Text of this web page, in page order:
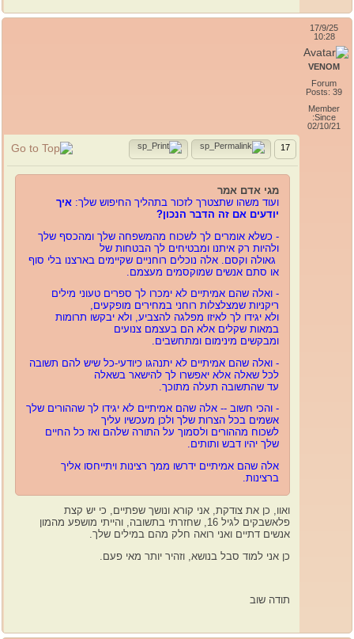
17/9/25
10:28
VENOM
Forum
Posts: 39
Member
Since:
02/10/21
17
מגי אדם אמר
ועוד משהו שתצטרך לזכור בתהליך החיפוש שלך: איך
יודעים אם זה הדבר הנכון?
- כשלא אומרים לך לשכוח מהמשפחה שלך ומהכסף שלך
ולהיות רק איתנו ומבטיחים לך הבטחות של
גאולה וקסם. אלה נוכלים רוחניים שקיימים בארצנו בלי סוף
או סתם אנשים שמוקסמים מעצמם.
- ואלה שהם אמיתיים לא ימכרו לך ספרים טעוני מילים
ריקניות שמצלצלות רוחני במחירים מופקעים,
ולא יגידו לך לאיזו מפלגה להצביע, ולא יבקשו תרומות
במאות שקלים אלא הם בעצמם צנועים
ומבקשים מינימום ומתחשבים.
- ואלה שהם אמיתיים לא יתנהגו כיודעי-כל שיש להם תשובה
לכל שאלה אלא יאפשרו לך להישאר בשאלה
עד שהתשובה תעלה מתוכך.
- והכי חשוב -- אלה שהם אמיתיים לא יגידו לך שההורים שלך
אשמים בכל הצרות שלך ולכן מעכשיו עליך
לשכוח מההורים ולסמוך על התורה שלהם ואז כל החיים
שלך יהיו דבש ותותים.
אלה שהם אמיתיים ידרשו ממך רצינות ויתייחסו אליך
ברצינות.
ואוו, כן את צודקת, אני קורא ונושך שפתיים, כי יש קצת
פלאשבקים לגיל 16, שחזרתי בתשובה, והייתי מושפע מהמון
אנשים דתיים ואני רואה חלק מהם במילים שלך.
כן אני למוד סבל בנושא, וזהיר יותר מאי פעם.
תודה שוב